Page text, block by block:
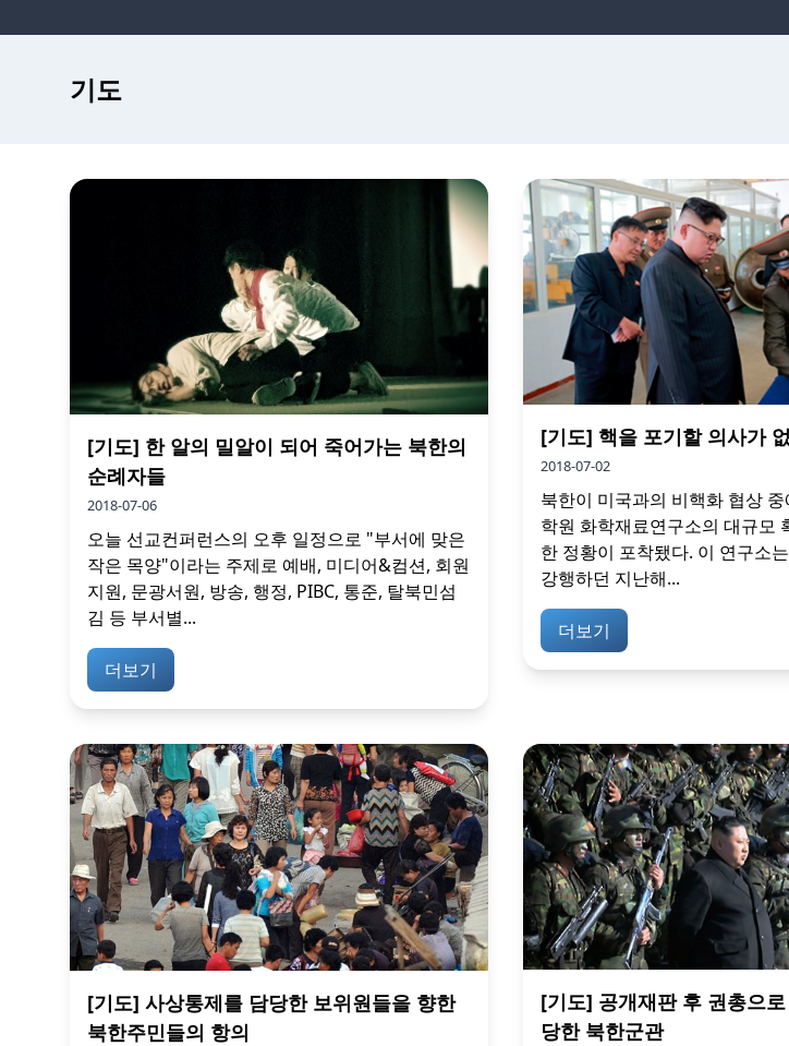
기도
[기도] 한 알의 밀알이 되어 죽어가는 북한의
순례자들
2018-07-06
오늘 선교컨퍼런스의 오후 일정으로 "부서에 맞은
작은 목양"이라는 주제로 예배, 미디어&컴션, 회원
지원, 문광서원, 방송, 행정, PIBC, 통준, 탈북민섬
김 등 부서별...
더보기
[기도] 핵을 포기할 의사가
2018-07-02
북한이 미국과의 비핵화 협상
학원 화학재료연구소의 대규모
한 정황이 포착됐다. 이 연구소
강행하던 지난해...
더보기
[기도] 사상통제를 담당한 보위원들을 향한
북한주민들의 항의
[기도] 공개재판 후 권총으
당한 북한군관